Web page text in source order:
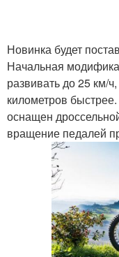
Новинка будет
Начальная
развивать до 25 км/
километров
оснащен
вращение педалей